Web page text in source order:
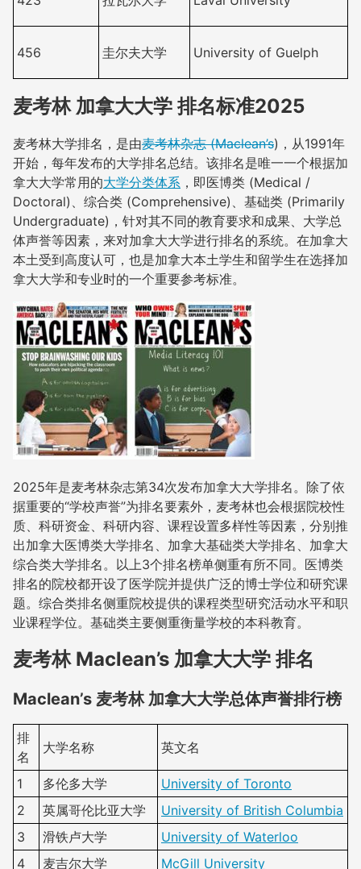
456 圭尔夫大学 University of Guelph
麦考林 加拿大大学 排名标准2025
麦考林大学排名，是由麦考林杂志 (Maclean’s) ，从1991年
开始，每年发布的大学排名总结。该排名是唯一一个根据加
拿大大学常用的大学分类体系 ， 即医博类 (Medical /
Doctoral)、综合类 (Comprehensive)、基础类 (Primarily
Undergraduate) ，针对其不同的教育要求和成果、大学总
体声誉等因素，来对加拿大大学进行排名的系统。在加拿大
本土受到高度认可，也是加拿大本土学生和留学生在选择加
拿大大学和专业时的一个重要参考标准。
2025年是麦考林杂志第34次发布加拿大大学排名。除了依
据重要的“学校声誉”为排名要素外，麦考林也会根据院校性
质、科研资金、科研内容、课程设置多样性等因素，分别推
出加拿大医博类大学排名、加拿大基础类大学排名、加拿大
综合类大学排名。以上3个排名榜单侧重有所不同。医博类
排名的院校都开设了医学院并提供广泛的博士学位和研究课
题。综合类排名侧重院校提供的课程类型研究活动水平和职
业课程学位。基础类主要侧重衡量学校的本科教育。
麦考林 Maclean’s 加拿大大学 排名
Maclean’s 麦考林 加拿大大学总体声誉排行榜
排
名
大学名称 英文名
1 多伦多大学
University of Toronto
2
英属哥伦比亚大学
University of British Columbia
3
滑铁卢大学
University of Waterloo
4
麦吉尔大学
McGill University